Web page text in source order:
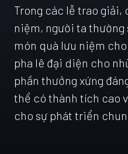
Trong các lễ trao giải,
niệm, người ta thường
món quà lưu niệm
pha lê đại diện cho
phần thưởng xứng
thể có thành tích cao
cho sự phát triển